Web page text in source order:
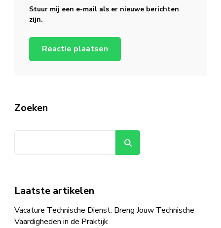
Stuur mij een e-mail als er nieuwe berichten
zijn.
Zoeken
Laatste artikelen
Vacature Technische Dienst: Breng Jouw Technische
Vaardigheden in de Praktijk